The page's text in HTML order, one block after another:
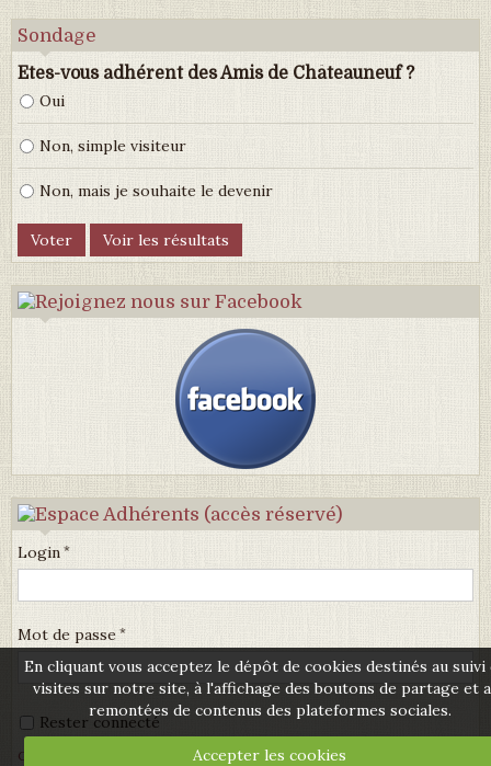
Sondage
Etes-vous adhérent des Amis de Châteauneuf ?
Oui
Non, simple visiteur
Non, mais je souhaite le devenir
Login
Mot de passe
Rester connecté
Créer un compte Mot de passe perdu ?
En cliquant vous acceptez le dépôt de cookies destinés au suivi
visites sur notre site, à l'affichage des boutons de partage et
remontées de contenus des plateformes sociales.
Accepter les cookies